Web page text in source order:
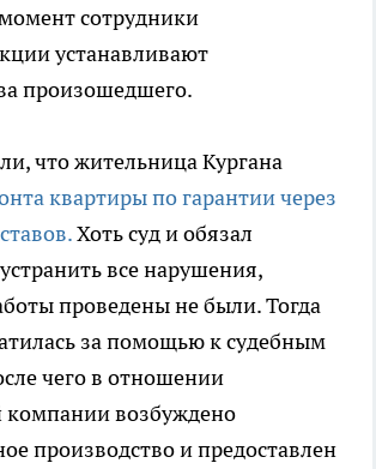
сотрудники
устанавливают
произошедшего.
что жительница Кургана
квартиры по гарантии через
Хоть суд и обязал
все нарушения,
проведены не были. Тогда
за помощью к судебным
чего в отношении
компании возбуждено
производство и предоставлен